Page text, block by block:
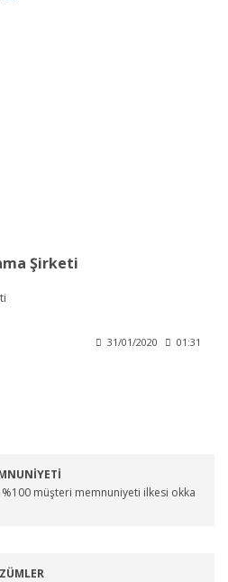
Şirketi
31/01/2020 01:31
müşteri memnuniyeti ilkesi okka